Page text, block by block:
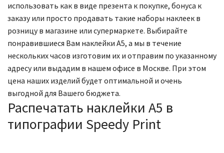
использовать как в виде презента к покупке, бонуса к
заказу или просто продавать такие наборы наклеек в
розницу в магазине или супермаркете. Выбирайте
понравившиеся Вам наклейки А5, а мы в течение
нескольких часов изготовим их и отправим по указанному
адресу или выдадим в нашем офисе в Москве. При этом
цена наших изделий будет оптимальной и очень
выгодной для Вашего бюджета.
Распечатать наклейки А5 в
типографии Speedy Print